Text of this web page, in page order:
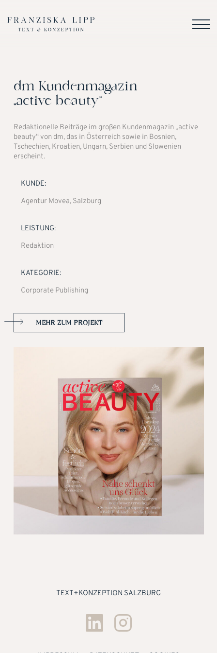
dm Kundenmagazin
„active beauty“
Redaktionelle Beiträge im großen Kundenmagazin „active
beauty“ von dm, das in Österreich sowie in Bosnien,
Tschechien, Kroatien, Ungarn, Serbien und Slowenien
erscheint.
KUNDE:
Agentur Movea, Salzburg
LEISTUNG:
Redaktion
KATEGORIE:
Corporate Publishing
MEHR ZUM PROJEKT
TEXT+KONZEPTION SALZBURG